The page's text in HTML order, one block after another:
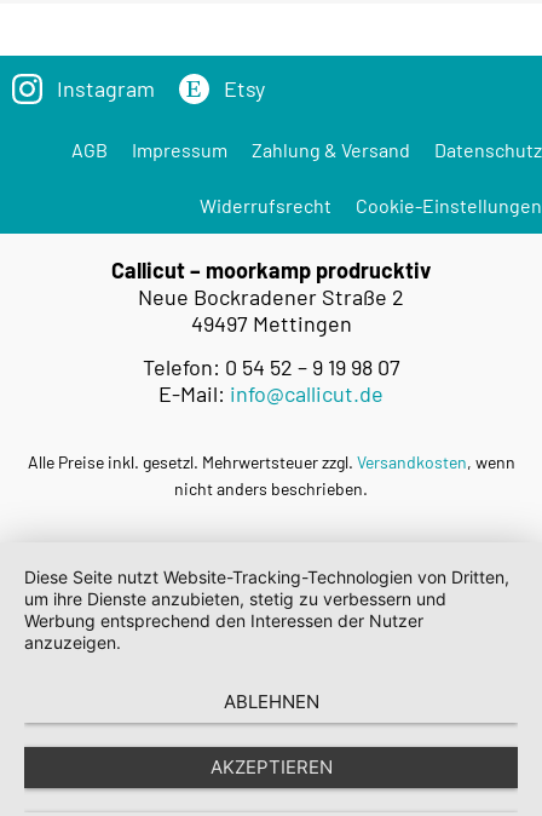
Instagram Etsy
AGB Impressum Zahlung & Versand Datenschutz
Widerrufsrecht Cookie-Einstellungen
Callicut – moorkamp prodrucktiv
Neue Bockradener Straße 2
49497 Mettingen
Telefon: 0 54 52 – 9 19 98 07
E-Mail: info@callicut.de
Alle Preise inkl. gesetzl. Mehrwertsteuer zzgl. Versandkosten, wenn
nicht anders beschrieben.
Diese Seite nutzt Website-Tracking-Technologien von Dritten,
um ihre Dienste anzubieten, stetig zu verbessern und
Werbung entsprechend den Interessen der Nutzer
anzuzeigen.
ABLEHNEN
AKZEPTIEREN